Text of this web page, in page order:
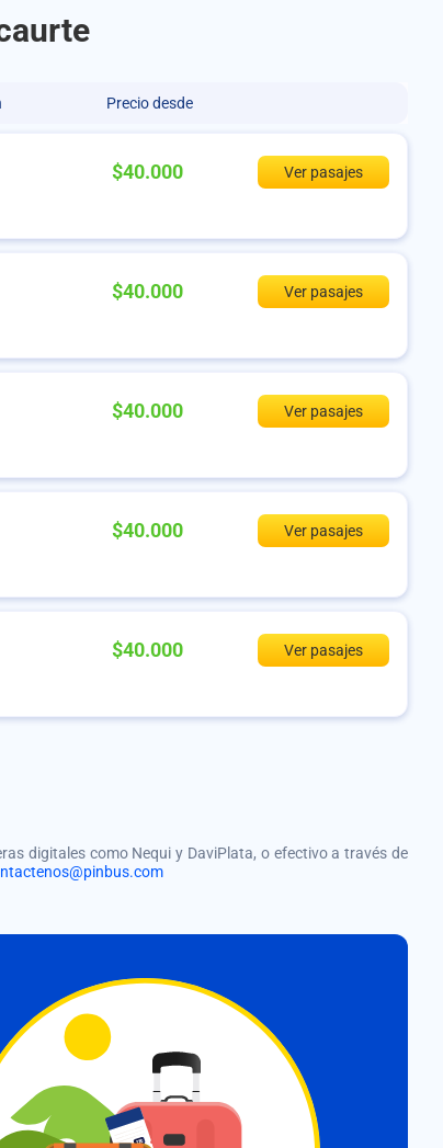
Precio desde
$40.000 Ver pasajes
$40.000 Ver pasajes
$40.000 Ver pasajes
$40.000 Ver pasajes
$40.000 Ver pasajes
digitales como Nequi y DaviPlata, o efectivo a través de